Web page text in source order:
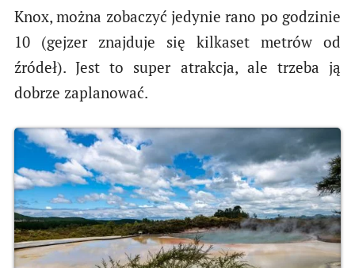
Knox, można zobaczyć jedynie rano po godzinie
10 (gejzer znajduje się kilkaset metrów od
źródeł). Jest to super atrakcja, ale trzeba ją
dobrze zaplanować.